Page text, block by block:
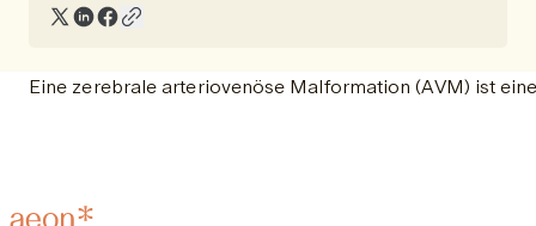
Eine zerebrale arteriovenöse Malformation (AVM) ist